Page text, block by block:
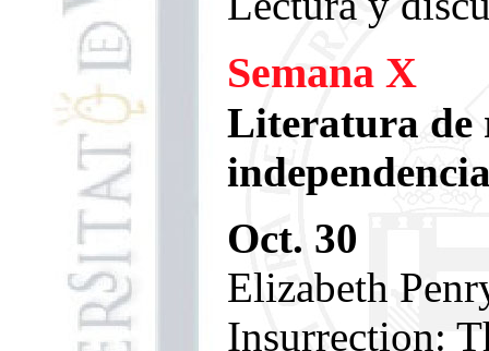
Semana X
Literatura de
Oct. 30
Elizabeth
Insurrection: